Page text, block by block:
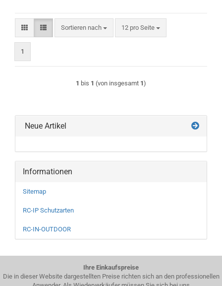
Sortieren nach
Sortieren nach 12 pro Seite
pro Seite
1
1 bis 1 (von insgesamt 1)
Neue Artikel
Informationen
Sitemap
RC-IP Schutzarten
RC-IN-OUTDOOR
Ihre Einkaufspreise
Die in dieser Website dargestellten Preise richten sich an den professionellen